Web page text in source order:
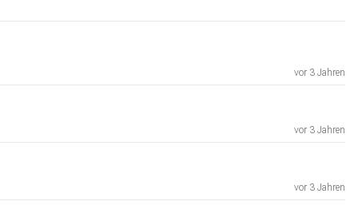
vor 3 Jahren
vor 3 Jahren
vor 3 Jahren